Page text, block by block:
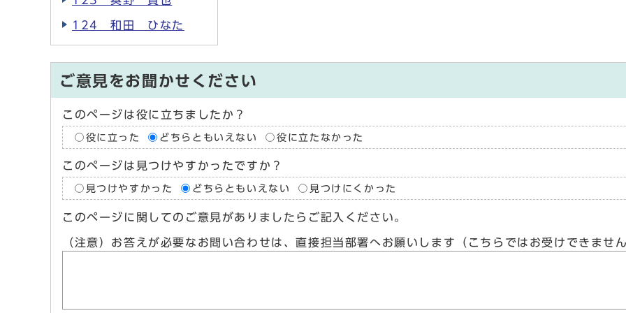
124 和田 ひなた
ご意見をお聞かせください
このページは役に立ちましたか？
役に立った どちらともいえない 役に立たなかった
このページは見つけやすかったですか？
見つけやすかった どちらともいえない 見つけにくかった
このページに関してのご意見がありましたらご記入ください。
（注意）お答えが必要なお問い合わせは、直接担当部署へお願いします（こちらではお受けできませ